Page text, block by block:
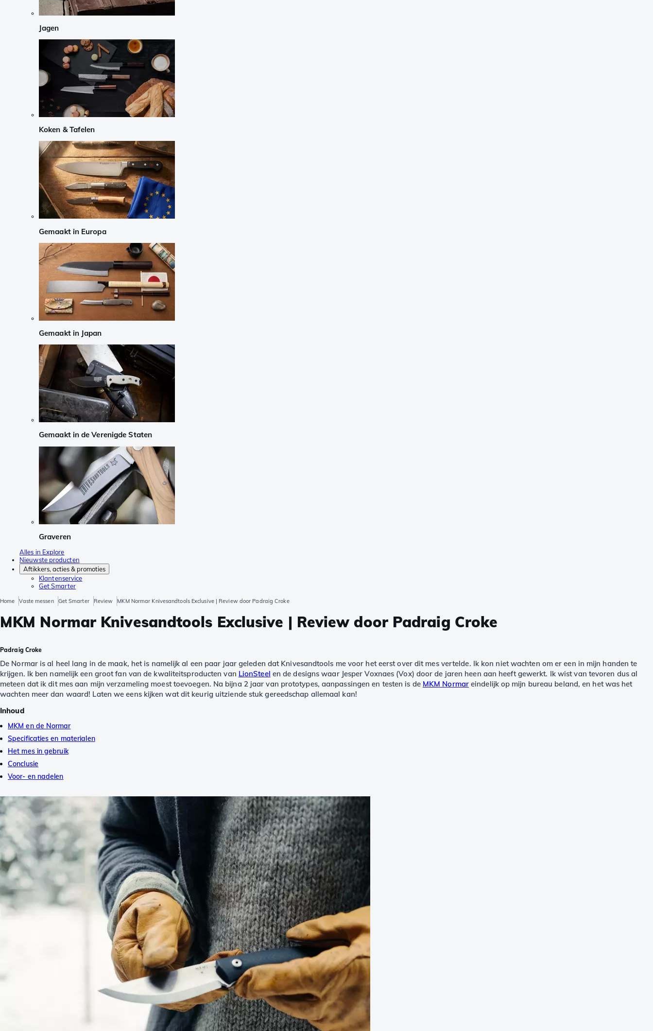
Jagen
Koken & Tafelen
Gemaakt in Europa
Gemaakt in Japan
Gemaakt in de Verenigde Staten
Graveren
Alles in Explore
Nieuwste producten
Aftikkers, acties & promoties
Klantenservice
Get Smarter
Home Vaste messen Get Smarter Review MKM Normar Knivesandtools Exclusive | Review door Padraig Croke
MKM Normar Knivesandtools Exclusive | Review door Padraig Croke
Padraig Croke
De Normar is al heel lang in de maak, het is namelijk al een paar jaar geleden dat Knivesandtools me voor het eerst over dit mes vertelde. Ik kon niet wachten om er een in mijn handen te
krijgen. Ik ben namelijk een groot fan van de kwaliteitsproducten van LionSteel en de designs waar Jesper Voxnaes (Vox) door de jaren heen aan heeft gewerkt. Ik wist van tevoren dus al
meteen dat ik dit mes aan mijn verzameling moest toevoegen. Na bijna 2 jaar van prototypes, aanpassingen en testen is de MKM Normareindelijk op mijn bureau beland, en het was het
wachten meer dan waard! Laten we eens kijken wat dit keurig uitziende stuk gereedschap allemaal kan!
Inhoud
MKM en de Normar
Specificaties en materialen
Het mes in gebruik
Conclusie
Voor- en nadelen